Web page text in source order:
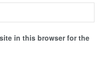
in this browser for the